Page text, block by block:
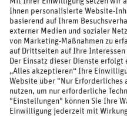
aja Bad Saarow
Deutschland / Brandenburg / Bad